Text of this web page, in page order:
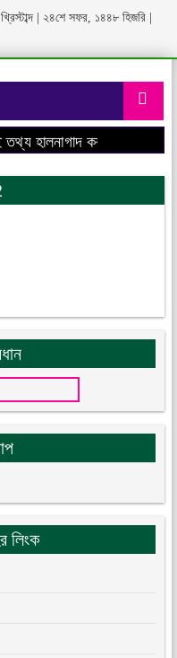
| ২৪শে সফর, ১৪৪৮ হিজরি |
হালনাগাদ করা হবে।
লিংক